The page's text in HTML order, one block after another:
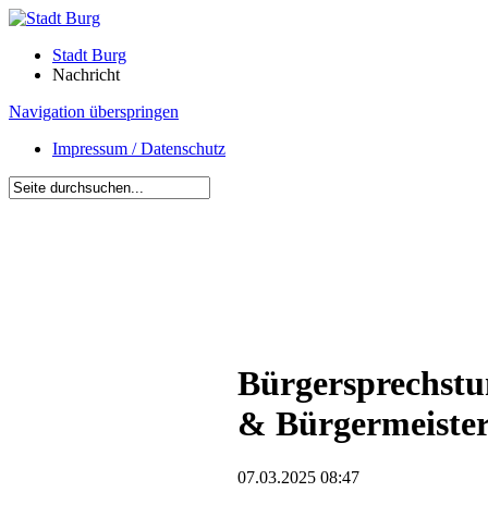
Stadt Burg
Nachricht
Navigation überspringen
Impressum / Datenschutz
&
07.03.2025 08:47